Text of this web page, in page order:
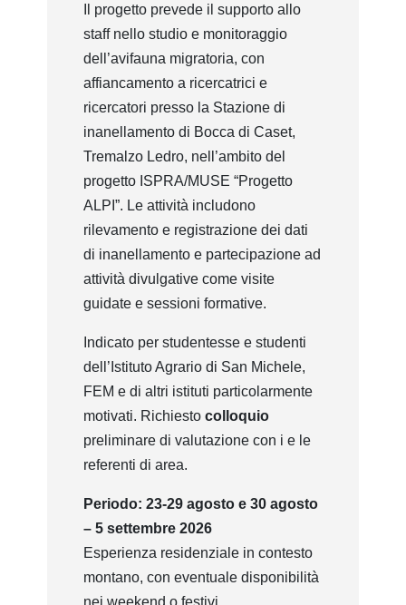
Il progetto prevede il supporto allo
staff nello studio e monitoraggio
dell’avifauna migratoria, con
affiancamento a ricercatrici e
ricercatori presso la Stazione di
inanellamento di Bocca di Caset,
Tremalzo Ledro, nell’ambito del
progetto ISPRA/MUSE “Progetto
ALPI”. Le attività includono
rilevamento e registrazione dei dati
di inanellamento e partecipazione ad
attività divulgative come visite
guidate e sessioni formative.
Indicato per studentesse e studenti
dell’Istituto Agrario di San Michele,
FEM e di altri istituti particolarmente
motivati. Richiesto colloquio
preliminare di valutazione con i e le
referenti di area.
Periodo: 23-29 agosto e 30 agosto
– 5 settembre 2026
Esperienza residenziale in contesto
montano, con eventuale disponibilità
nei weekend o festivi.